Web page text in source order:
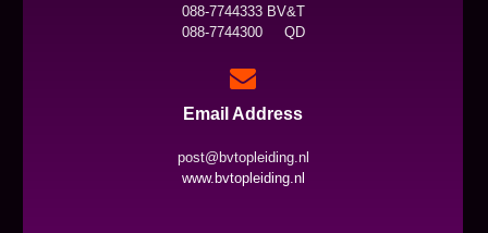
088-7744333 BV&T
088-7744300 QD
Email Address
post@bvtopleiding.nl
www.bvtopleiding.nl